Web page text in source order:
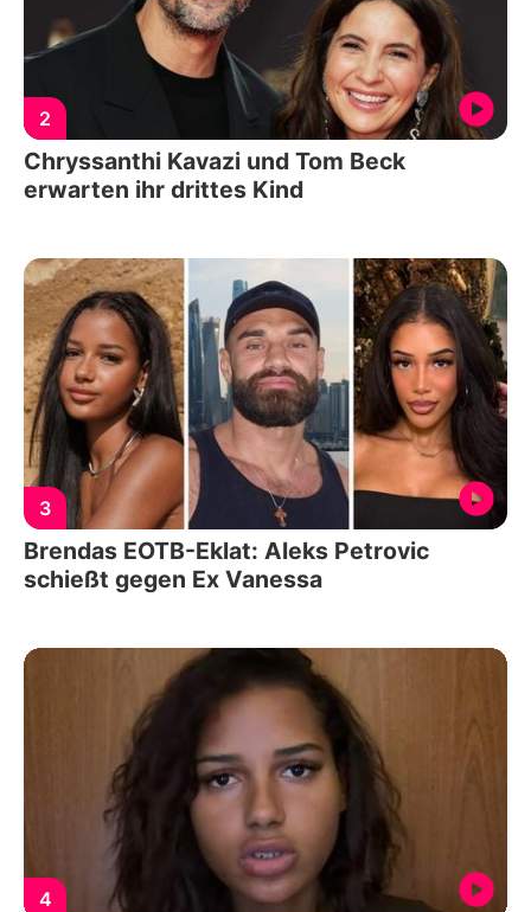
2
Chryssanthi Kavazi und Tom Beck
erwarten ihr drittes Kind
3
Brendas EOTB-Eklat: Aleks Petrovic
schießt gegen Ex Vanessa
4